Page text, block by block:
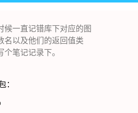
候一直记错库下对应的图
名以及他们的返回值类
个笔记记录下。
：